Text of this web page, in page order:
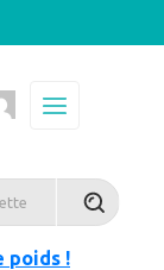
poids !